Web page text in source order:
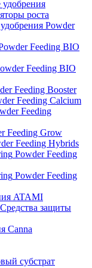
удобрения
роста
Powder
Feeding BIO
Feeding BIO
Feeding Booster
Feeding Calcium
Feeding
Feeding Grow
Feeding Hybrids
Powder Feeding
Powder Feeding
ATAMI
Средства защиты
Canna
субстрат